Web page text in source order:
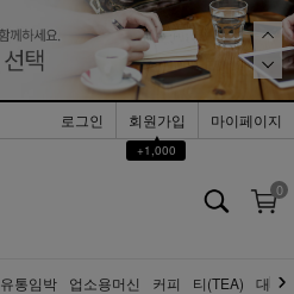
로그인
회원가입
▲
+1,000
마이페이지
0
유통임박 업소용머신 커피 티(TEA) 대량